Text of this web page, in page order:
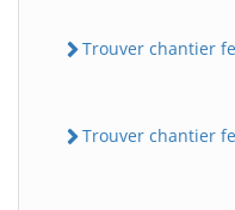
Trouver chantier
Trouver chantier